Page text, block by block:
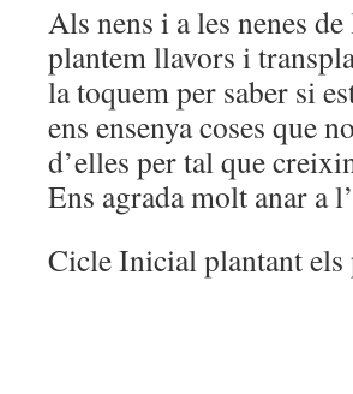
Als nens i a les nenes
plantem llavors i
la toquem per saber si
ens ensenya coses que
d’elles per tal que
Ens agrada molt anar a
Cicle Inicial plantant els